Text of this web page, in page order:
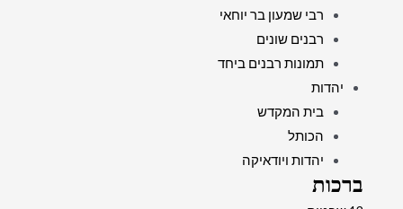
רבי שמעון בר יוחאי
רבנים שונים
תמונות רבנים ביחד
יהדות
בית המקדש
הכותל
יהדות ויודאיקה
ברכות